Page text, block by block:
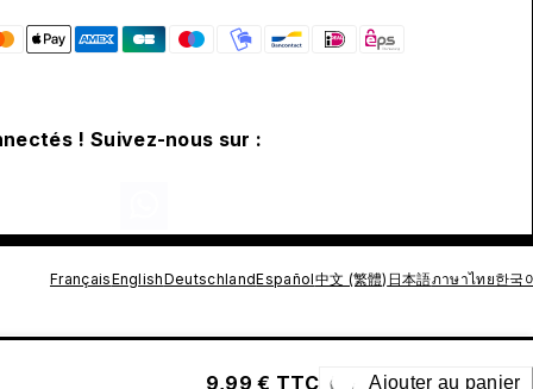
9,99 € TTC Ajouter au panier
! Suivez-nous sur :
FrançaisEnglishDeutschlandEspañol中文 (繁體) 日本語ภาษาไทย한국